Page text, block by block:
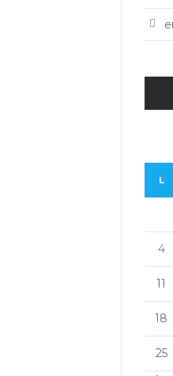
L
4
11
18
25